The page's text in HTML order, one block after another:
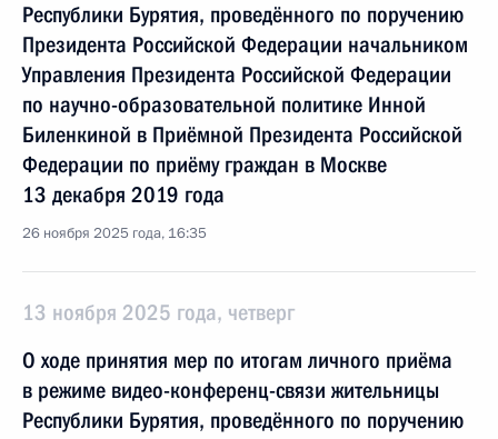
Республики Бурятия, проведённого по поручению
Президента Российской Федерации начальником
Управления Президента Российской Федерации
по научно-образовательной политике Инной
Биленкиной в Приёмной Президента Российской
Федерации по приёму граждан в Москве
13 декабря 2019 года
26 ноября 2025 года, 16:35
13 ноября 2025 года, четверг
О ходе принятия мер по итогам личного приёма
в режиме видео-конференц-связи жительницы
Республики Бурятия, проведённого по поручению